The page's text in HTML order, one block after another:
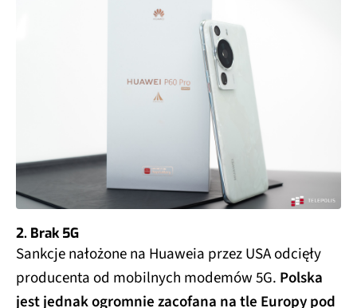
2. Brak 5G
Sankcje nałożone na Huaweia przez USA odcięły
producenta od mobilnych modemów 5G. Polska
jest jednak ogromnie zacofana na tle Europy pod